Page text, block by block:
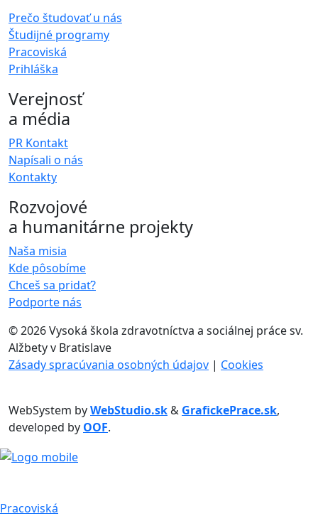
Prečo študovať u nás
Študijné programy
Pracoviská
Prihláška
Verejnosť
a média
PR Kontakt
Napísali o nás
Kontakty
Rozvojové
a humanitárne projekty
Naša misia
Kde pôsobíme
Chceš sa pridať?
Podporte nás
©2026 Vysoká škola zdravotníctva a sociálnej práce sv.
Alžbety v Bratislave
Zásady spracúvania osobných údajov | Cookies
WebSystem byWebStudio.sk& GrafickePrace.sk,
developed by OOF.
Pracoviská